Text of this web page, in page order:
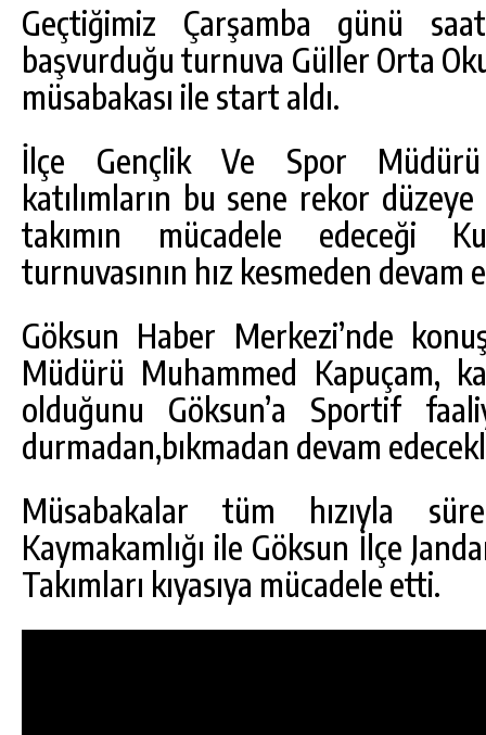
Geçtiğimiz Çarşamba günü
başvurduğu turnuva Güller Orta
müsabakası ile start aldı.
İlçe Gençlik Ve Spor Müdürü
katılımların bu sene rekor
takımın mücadele edeceği
turnuvasının hız kesmeden devam
Göksun Haber Merkezi’nde
Müdürü Muhammed Kapuçam,
olduğunu Göksun’a Sportif
durmadan,bıkmadan devam
Müsabakalar tüm hızıyla
Kaymakamlığı ile Göksun İlçe
Takımları kıyasıya mücadele etti.